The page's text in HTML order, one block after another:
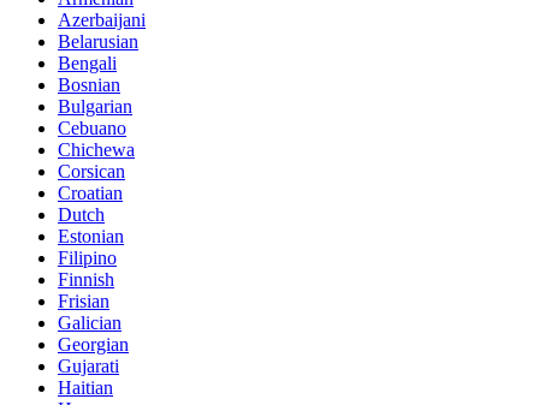
Azerbaijani
Belarusian
Bengali
Bosnian
Bulgarian
Cebuano
Chichewa
Corsican
Croatian
Dutch
Estonian
Filipino
Finnish
Frisian
Galician
Georgian
Gujarati
Haitian